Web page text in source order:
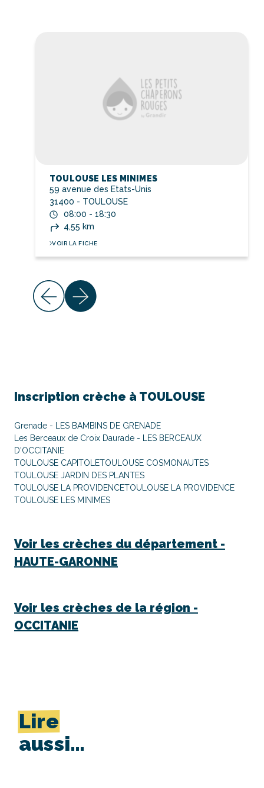
TOULOUSE LES MINIMES
59 avenue des Etats-Unis
31400 - TOULOUSE
08:00 - 18:30
4,55 km
VOIR LA FICHE
Inscription crèche à TOULOUSE
Grenade - LES BAMBINS DE GRENADE
Les Berceaux de Croix Daurade - LES BERCEAUX
D'OCCITANIE
TOULOUSE CAPITOLETOULOUSE COSMONAUTES
TOULOUSE JARDIN DES PLANTES
TOULOUSE LA PROVIDENCETOULOUSE LA PROVIDENCE
TOULOUSE LES MINIMES
Voir les crèches du département -
HAUTE-GARONNE
Voir les crèches de la région -
OCCITANIE
Lire
aussi…